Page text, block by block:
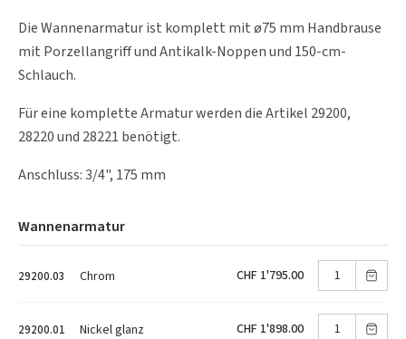
Die Wannenarmatur ist komplett mit ø75 mm Handbrause
mit Porzellangriff und Antikalk-Noppen und 150-cm-
Schlauch.
Für eine komplette Armatur werden die Artikel 29200,
28220 und 28221 benötigt.
Anschluss: 3/4", 175 mm
Wannenarmatur
29200.03 Chrom CHF 1'795.00
29200.01 Nickel glanz CHF 1'898.00